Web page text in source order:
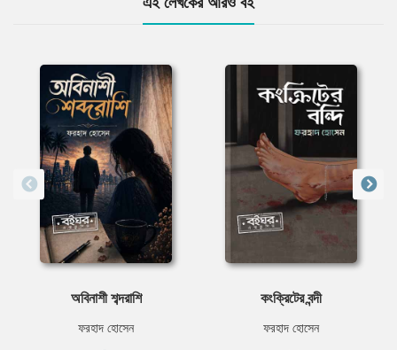
অবিনাশী শব্দরাশি
ফরহাদ হোসেন
কংক্রিটের বন্দী
ফরহাদ হোসেন